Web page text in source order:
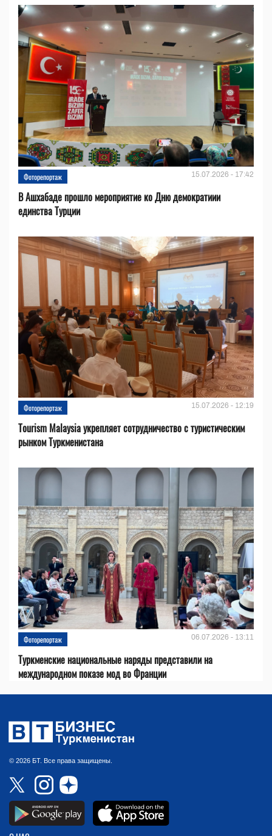
Фоторепортаж 15.07.2026 - 17:42
В Ашхабаде прошло мероприятие ко Дню демократиии
единства Турции
Фоторепортаж 15.07.2026 - 12:19
Tourism Malaysia укрепляет сотрудничество с туристическим
рынком Туркменистана
Фоторепортаж 06.07.2026 - 13:11
Туркменские национальные наряды представили на
международном показе мод во Франции
© 2026 БТ. Все права защищены.